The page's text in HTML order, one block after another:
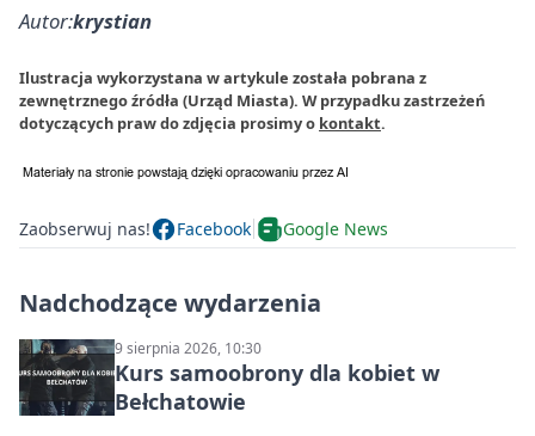
Autor:krystian
Ilustracja wykorzystana w artykule została pobrana z
zewnętrznego źródła (Urząd Miasta). W przypadku zastrzeżeń
dotyczących praw do zdjęcia prosimy o kontakt.
Zaobserwuj nas! Facebook Google News
Nadchodzące wydarzenia
9 sierpnia 2026, 10:30
Kurs samoobrony dla kobiet w
Bełchatowie